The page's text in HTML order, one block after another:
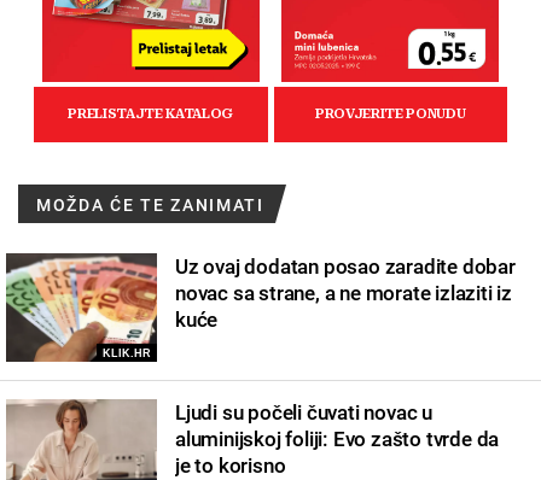
MOŽDA ĆE TE ZANIMATI
KLIK.HR
Uz ovaj dodatan posao zaradite dobar
novac sa strane, a ne morate izlaziti iz
kuće
Ljudi su počeli čuvati novac u
aluminijskoj foliji: Evo zašto tvrde da
je to korisno